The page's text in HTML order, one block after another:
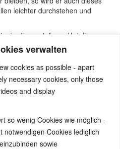
verwalten
cookies as possible - apart
necessary cookies, only those
and display
so wenig Cookies wie möglich -
notwendigen Cookies lediglich
sowie
leichter durchstehen und
der Fragestellung: Hat dies
und Marco Pfister.
Marco Pfister, „Krankheit ist
zu den fünf biologischen
A.L.B.A. (heute: Ass.